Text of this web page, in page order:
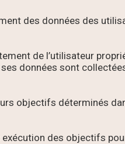
des données des
de l’utilisateur
données sont
objectifs déterminés
des objectifs